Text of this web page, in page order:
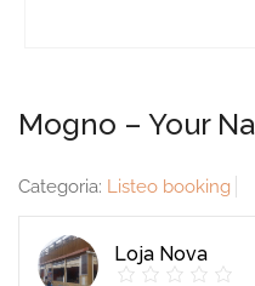
Mogno – Your
Categoria: Listeo booking
Loja Nova